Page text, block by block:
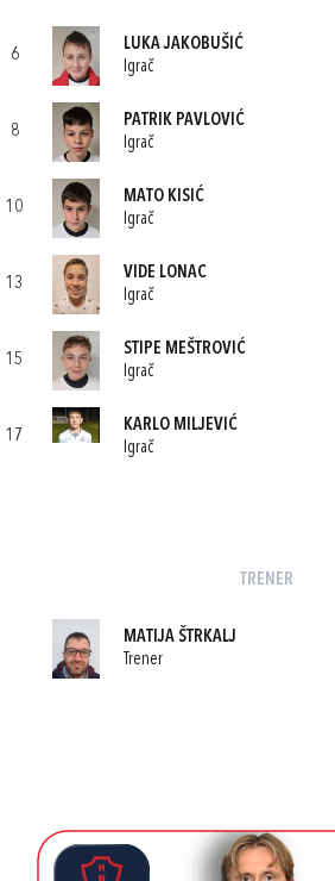
6
LUKA JAKOBUŠIĆ
Igrač
8
PATRIK PAVLOVIĆ
Igrač
10
MATO KISIĆ
Igrač
13
VIDE LONAC
Igrač
15
STIPE MEŠTROVIĆ
Igrač
17
KARLO MILJEVIĆ
Igrač
TRENER
MATIJA ŠTRKALJ
Trener